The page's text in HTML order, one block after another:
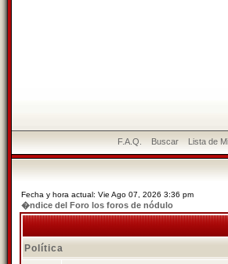
F.A.Q. Buscar Lista de
Fecha y hora actual: Vie Ago 07, 2026 3:36 pm
�ndice del Foro los foros de nódulo
Política